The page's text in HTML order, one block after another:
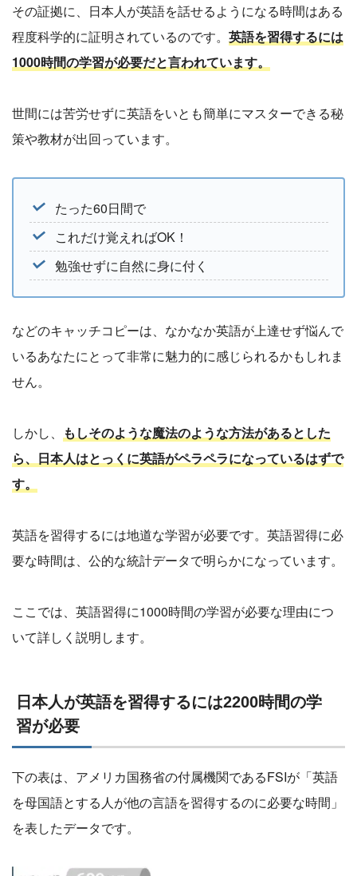
その証拠に、日本人が英語を話せるようになる時間はある
程度科学的に証明されているのです。 英語を習得するには
1000時間の学習が必要だと言われています。
世間には苦労せずに英語をいとも簡単にマスターできる秘
策や教材が出回っています。
たった60日間で
これだけ覚えればOK！
勉強せずに自然に身に付く
などのキャッチコピーは、なかなか英語が上達せず悩んで
いるあなたにとって非常に魅力的に感じられるかもしれま
せん。
しかし、
もしそのような魔法のような方法があるとした
ら、日本人はとっくに英語がペラペラになっているはずで
す。
英語を習得するには地道な学習が必要です。英語習得に必
要な時間は、公的な統計データで明らかになっています。
ここでは、英語習得に1000時間の学習が必要な理由につ
いて詳しく説明します。
日本人が英語を習得するには2200時間の学
習が必要
下の表は、アメリカ国務省の付属機関であるFSIが「英語
を母国語とする人が他の言語を習得するのに必要な時間」
を表したデータです。